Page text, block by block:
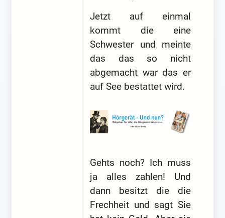
Jetzt auf einmal
kommt die eine
Schwester und meinte
das das so nicht
abgemacht war das er
auf See bestattet wird.
Gehts noch? Ich muss
ja alles zahlen! Und
dann besitzt die die
Frechheit und sagt Sie